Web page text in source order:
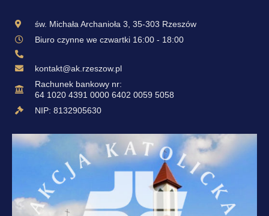
św. Michała Archanioła 3, 35-303 Rzeszów
Biuro czynne we czwartki 16:00 - 18:00
kontakt@ak.rzeszow.pl
Rachunek bankowy nr:
64 1020 4391 0000 6402 0059 5058
NIP: 8132905630